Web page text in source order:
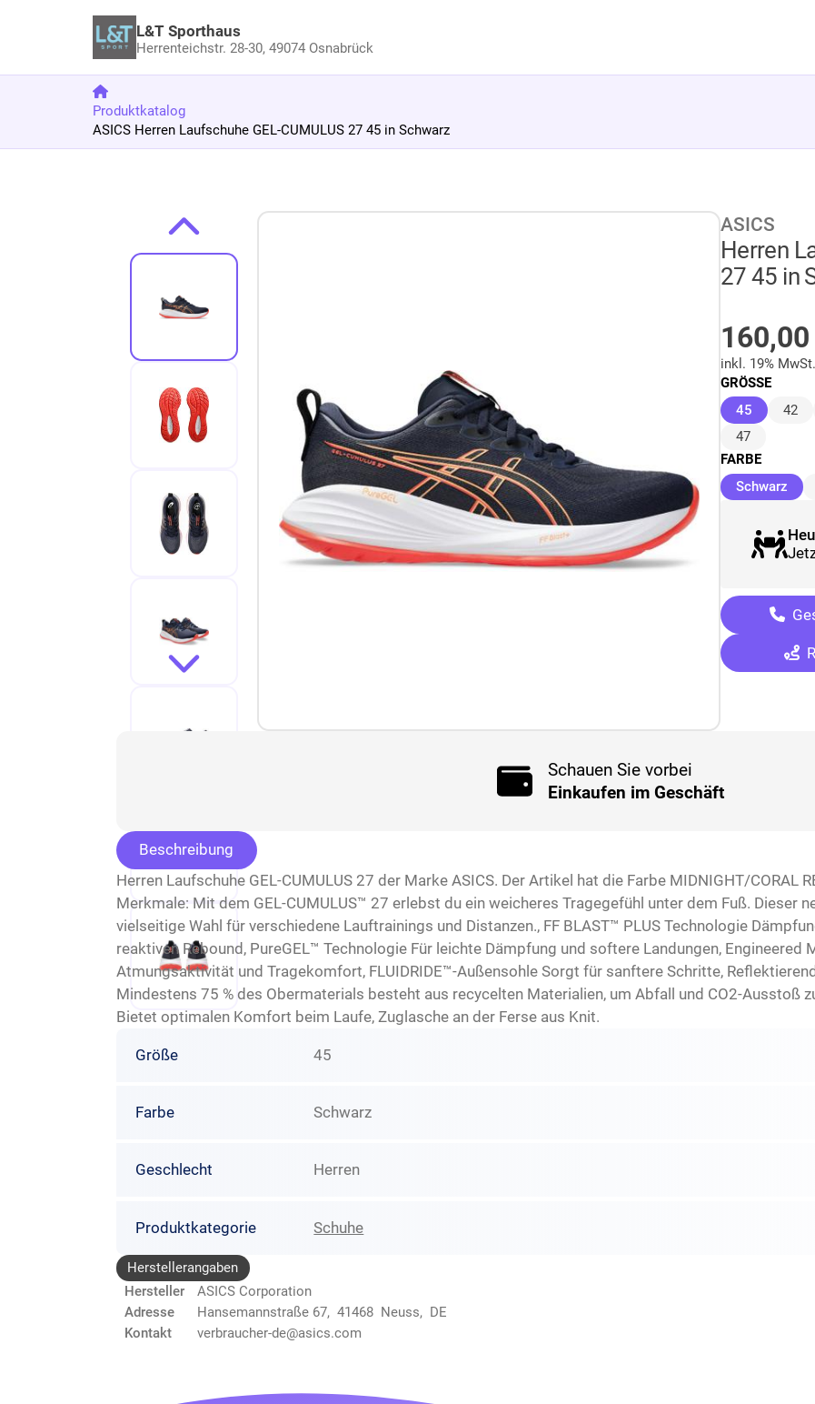
L&T Sporthaus
Herrenteichstr. 28-30,49074 Osnabrück
Produktkatalog
ASICS Herren Laufschuhe GEL-CUMULUS 27 45 in Schwarz
Zur Produktbeschreibung springen ASICS
Herren
27 45 in
160,00
inkl. 19% MwSt.
GRÖSSE
45
42
47
FARBE
Schwarz
Schauen Sie vorbei
Einkaufen im Geschäft
Beschreibung
Herren Laufschuhe GEL-CUMULUS 27 der Marke ASICS. Der Artikel hat die Farbe MIDNIGHT/CORAL
Merkmale: Mit dem GEL-CUMULUS™ 27 erlebst du ein weicheres Tragegefühl unter dem Fuß. Dieser
vielseitige Wahl für verschiedene Lauftrainings und Distanzen., FF BLAST™ PLUS Technologie
reaktiven Rebound, PureGEL™ Technologie Für leichte Dämpfung und softere Landungen, Engineered
Atmungsaktivität und Tragekomfort, FLUIDRIDE™-Außensohle Sorgt für sanftere Schritte,
Mindestens 75 % des Obermaterials besteht aus recycelten Materialien, um Abfall und CO2-Ausstoß
Bietet optimalen Komfort beim Laufe, Zuglasche an der Ferse aus Knit.
Größe 45
Farbe Schwarz
Geschlecht Herren
Produktkategorie Schuhe
Herstellerangaben
Hersteller
ASICS Corporation
Adresse
Hansemannstraße 67, 41468 Neuss, DE
Kontakt
verbraucher-de@asics.com